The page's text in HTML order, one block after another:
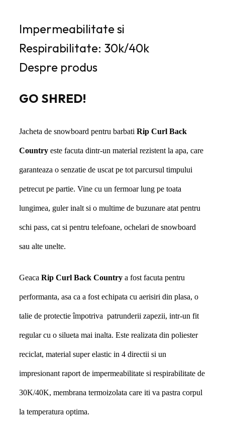
Impermeabilitate si
Respirabilitate: 30k/40k
Despre produs
GO SHRED!
Jacheta de snowboard pentru barbati Rip Curl Back
Country este facuta dintr-un material rezistent la apa, care
garanteaza o senzatie de uscat pe tot parcursul timpului
petrecut pe partie. Vine cu un fermoar lung pe toata
lungimea, guler inalt si o multime de buzunare atat pentru
schi pass, cat si pentru telefoane, ochelari de snowboard
sau alte unelte.
Geaca Rip Curl Back Country a fost facuta pentru
performanta, asa ca a fost echipata cu aerisiri din plasa, o
talie de protectie împotriva patrunderii zapezii, intr-un fit
regular cu o silueta mai inalta. Este realizata din poliester
reciclat, material super elastic in 4 directii si un
impresionant raport de impermeabilitate si respirabilitate de
30K/40K, membrana termoizolata care iti va pastra corpul
la temperatura optima.